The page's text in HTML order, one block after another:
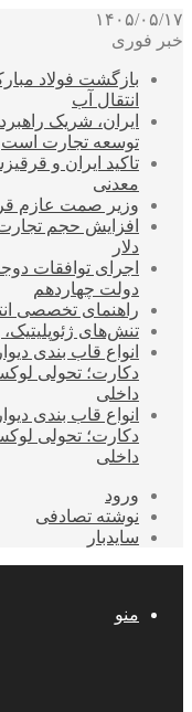
۱۴۰۵/۰۵/۱۷
خبر فوری
بازگشت فولاد
انتقال آب
ایران، شریک
توسعه تجارت است
تاکید ایران و
معدنی
وزیر صمت عازم
دلار
اجرای توافقات
دولت چهاردهم
راهنمای تخصصی
تنش‌های
انواع قاب بندی
دکارت؛ تحولی
داخلی
انواع قاب بندی
دکارت؛ تحولی
داخلی
ورود
نوشته تصادفی
سایدبار
منو